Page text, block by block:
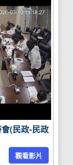
(民政-民政
觀看影片